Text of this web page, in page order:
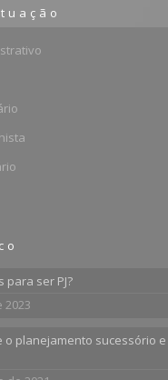
para ser PJ?
2023
o planejamento sucessório